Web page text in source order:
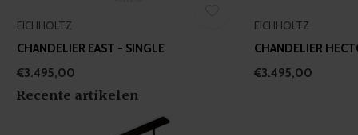
EICHHOLTZ
CHANDELIER EAST - SINGLE
€3.495,00
EICHHOLTZ
CHANDELIER
€3.495,00
Recente artikelen